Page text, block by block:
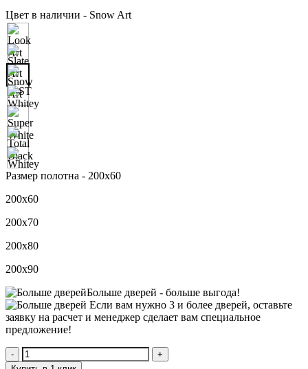
Цвет в наличии - Snow Art
Размер полотна - 200х60
200х60
200х70
200х80
200х90
Больше дверей - больше выгода!
Если вам нужно 3 и более дверей, оставьте
заявку на расчет и менеджер сделает вам специальное
предложение!
Количество
Граффити-4